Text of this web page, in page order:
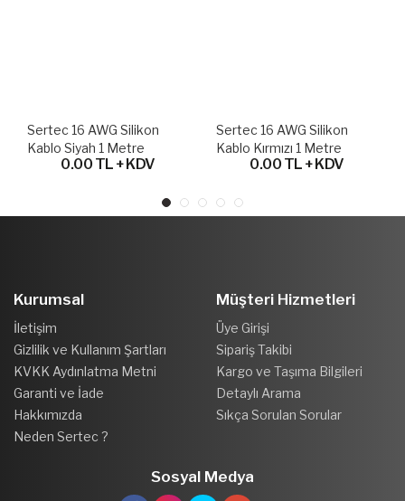
Sertec 16 AWG Silikon
Kablo Siyah 1 Metre
0.00 TL + KDV
Sertec 16 AWG Silikon
Kablo Kırmızı 1 Metre
0.00 TL + KDV
Kurumsal
İletişim
Gizlilik ve Kullanım Şartları
KVKK Aydınlatma Metni
Garanti ve İade
Hakkımızda
Neden Sertec ?
Müşteri Hizmetleri
Üye Girişi
Sipariş Takibi
Kargo ve Taşıma Bilgileri
Detaylı Arama
Sıkça Sorulan Sorular
Sosyal Medya